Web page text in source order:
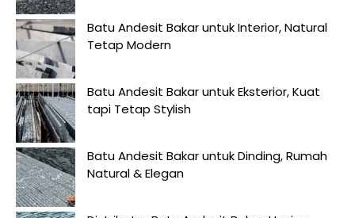
Batu Andesit Bakar untuk Interior, Natural
Tetap Modern
Batu Andesit Bakar untuk Eksterior, Kuat
tapi Tetap Stylish
Batu Andesit Bakar untuk Dinding, Rumah
Natural & Elegan